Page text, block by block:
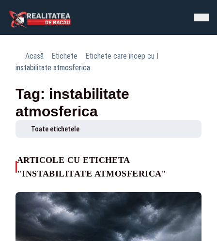
Acasă Etichete
Etichete care încep cu I
instabilitate atmosferica
Tag: instabilitate
atmosferica
Toate etichetele
ARTICOLE CU ETICHETA
"INSTABILITATE ATMOSFERICA"